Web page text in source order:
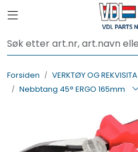
Toggle navigation
Forsiden
VERKTØY OG REKVISITA
Nebbtang 45° ERGO 165mm
BIL- OG HENGERDELER
ELEKTRISK
VERKTØY OG REKVISITA
PÅBYGG OG CHASSIS